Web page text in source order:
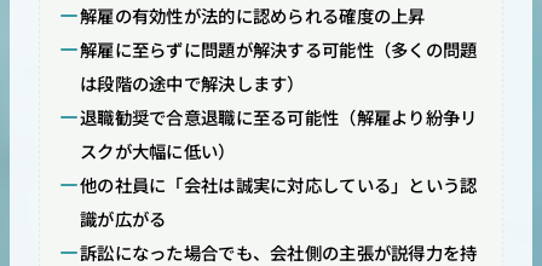
解雇の有効性が法的に認められる確度の上昇
解雇に至らずに問題が解決する可能性（多くの問題
は段階の途中で解決します）
退職勧奨で合意退職に至る可能性（解雇より紛争リ
スクが大幅に低い）
他の社員に「会社は誠実に対応している」という認
識が広がる
訴訟になった場合でも、会社側の主張が説得力を持